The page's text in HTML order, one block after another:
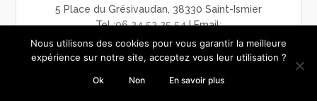
5 Place du Grésivaudan, 38330 Saint-Ismier
Tel :06 24 52 25 54| Email:
contact@laguidanceparentale.com
mentions légales-charte de confidentialité-CGV
Nous utilisons des cookies pour vous garantir la meilleure
expérience sur notre site, acceptez vous leur utilisation ?
Ok Non En savoir plus